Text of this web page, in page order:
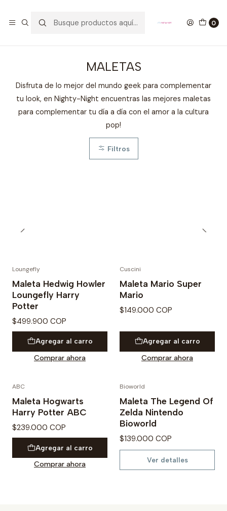
0
MALETAS
Disfruta de lo mejor del mundo geek para complementar
tu look, en Nighty-Night encuentras las mejores maletas
para complementar tu día a día con el amor a la cultura
pop!
Filtros
Loungefly
Maleta Hedwig Howler
Loungefly Harry
Potter
$499.900 COP
Agregar al carro
Comprar ahora
Cuscini
Maleta Mario Super
Mario
$149.000 COP
Agregar al carro
Comprar ahora
ABC
Maleta Hogwarts
Harry Potter ABC
$239.000 COP
Agregar al carro
Comprar ahora
Bioworld
Maleta The Legend Of
Zelda Nintendo
Bioworld
$139.000 COP
Ver detalles